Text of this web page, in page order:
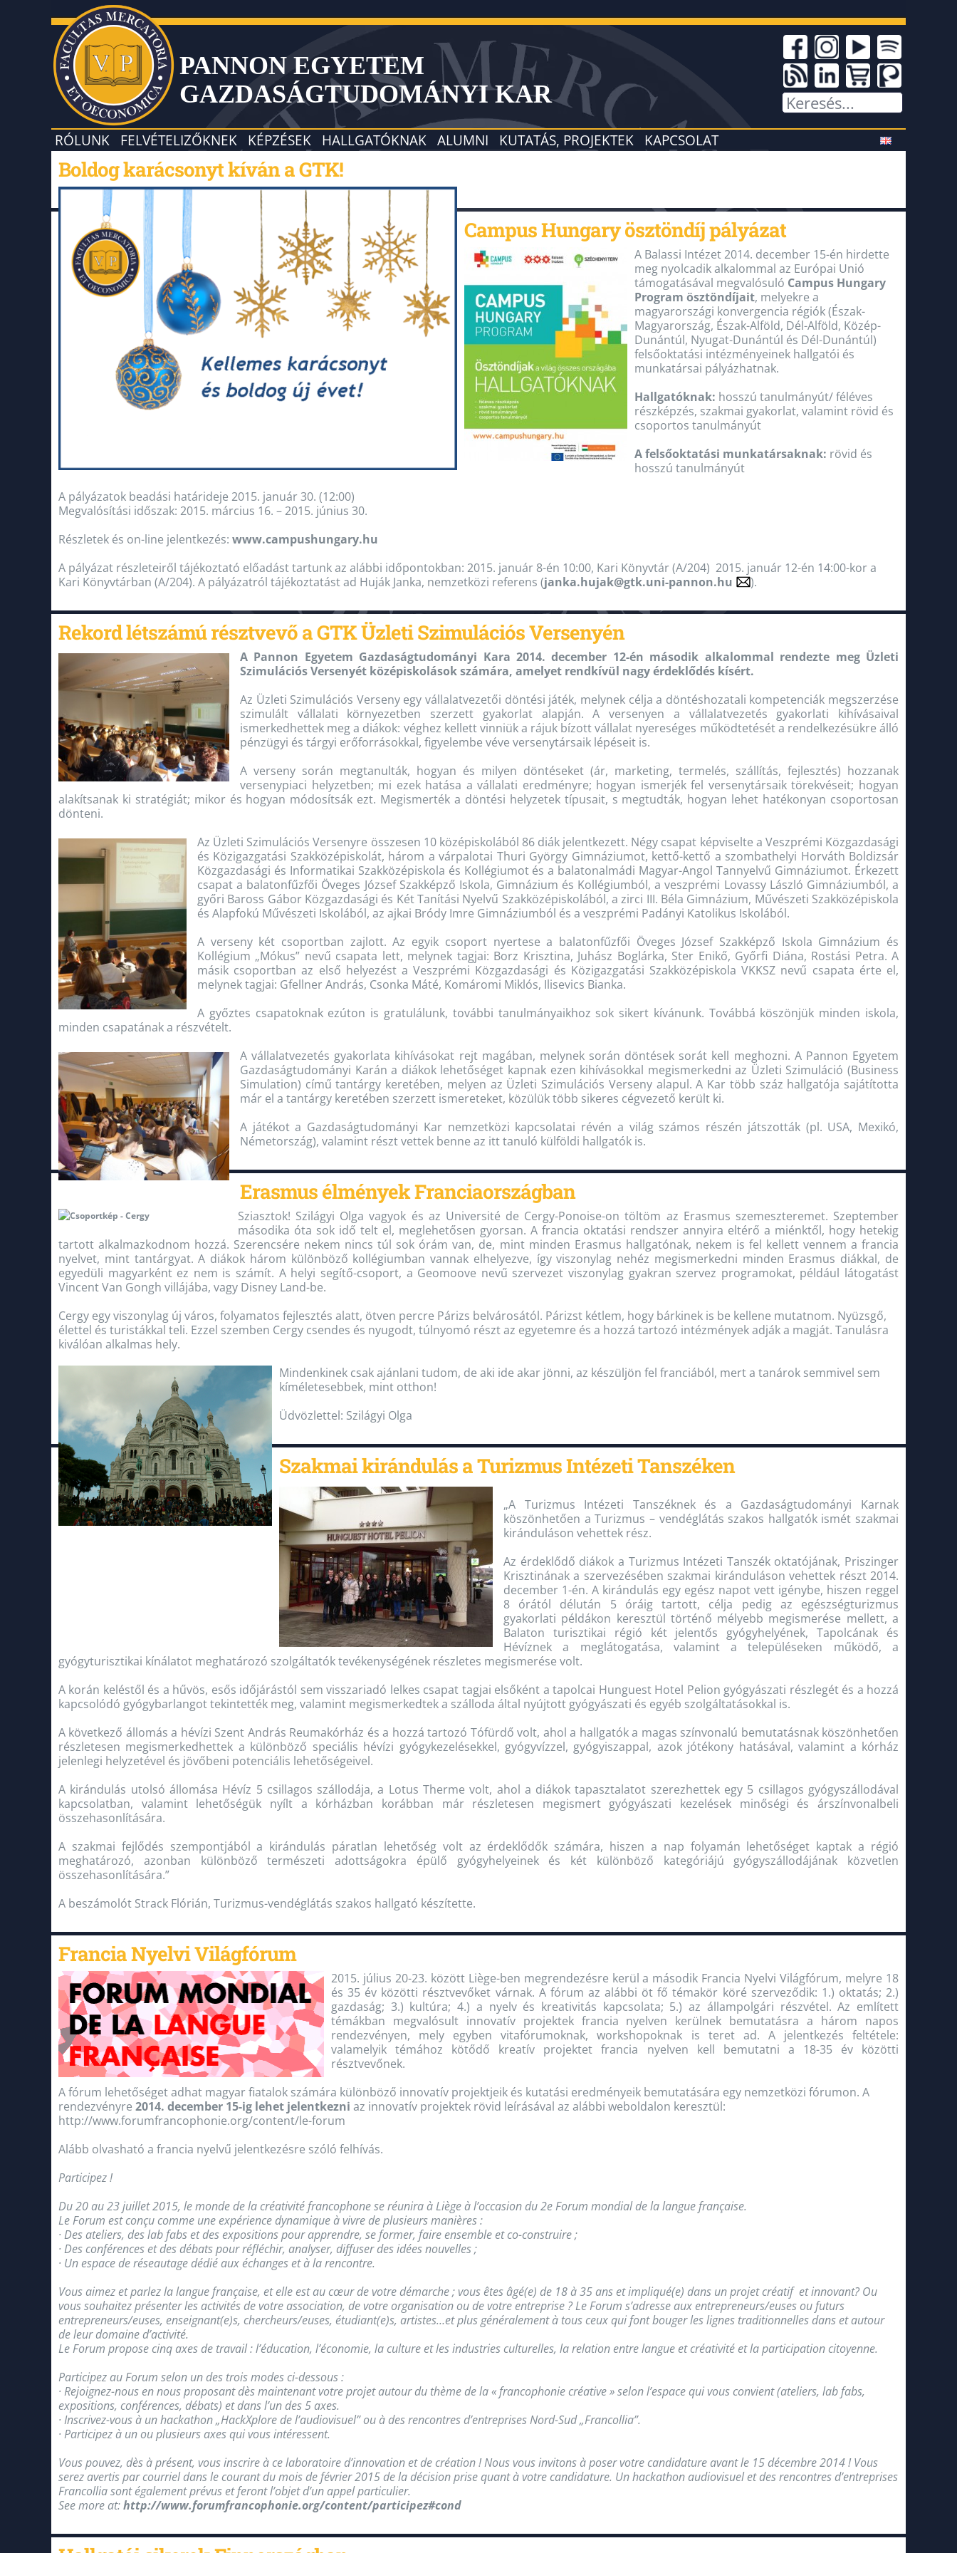
PANNON EGYETEM
GAZDASÁGTUDOMÁNYI KAR
RÓLUNK FELVÉTELIZŐKNEK KÉPZÉSEK HALLGATÓKNAK ALUMNI KUTATÁS, PROJEKTEK KAPCSOLAT
Boldog karácsonyt kíván a GTK!
Campus Hungary ösztöndíj pályázat
A Balassi Intézet 2014. december 15-én hirdette
meg nyolcadik alkalommal az Európai Unió
támogatásával megvalósuló Campus Hungary
Program ösztöndíjait, melyekre a
magyarországi konvergencia régiók (Észak-
Magyarország, Észak-Alföld, Dél-Alföld, Közép-
Dunántúl, Nyugat-Dunántúl és Dél-Dunántúl)
felsőoktatási intézményeinek hallgatói és
munkatársai pályázhatnak.
Hallgatóknak: hosszú tanulmányút/ féléves
részképzés, szakmai gyakorlat, valamint rövid és
csoportos tanulmányút
A felsőoktatási munkatársaknak: rövid és
hosszú tanulmányút
A pályázatok beadási határideje 2015. január 30. (12:00)
Megvalósítási időszak: 2015. március 16. – 2015. június 30.
Részletek és on-line jelentkezés: www.campushungary.hu
A pályázat részleteiről tájékoztató előadást tartunk az alábbi időpontokban: 2015. január 8-én 10:00, Kari Könyvtár (A/204) 2015. január 12-én 14:00-kor a
Kari Könyvtárban (A/204). A pályázatról tájékoztatást ad Huják Janka, nemzetközi referens (janka.hujak@gtk.uni-pannon.hu ).
Rekord létszámú résztvevő a GTK Üzleti Szimulációs Versenyén
A Pannon Egyetem Gazdaságtudományi Kara 2014. december 12-én második alkalommal rendezte meg Üzleti
Szimulációs Versenyét középiskolások számára, amelyet rendkívül nagy érdeklődés kísért.
Az Üzleti Szimulációs Verseny egy vállalatvezetői döntési játék, melynek célja a döntéshozatali kompetenciák megszerzése
szimulált vállalati környezetben szerzett gyakorlat alapján. A versenyen a vállalatvezetés gyakorlati kihívásaival
ismerkedhettek meg a diákok: véghez kellett vinniük a rájuk bízott vállalat nyereséges működtetését a rendelkezésükre álló
pénzügyi és tárgyi erőforrásokkal, figyelembe véve versenytársaik lépéseit is.
A verseny során megtanulták, hogyan és milyen döntéseket (ár, marketing, termelés, szállítás, fejlesztés) hozzanak
versenypiaci helyzetben; mi ezek hatása a vállalati eredményre; hogyan ismerjék fel versenytársaik törekvéseit; hogyan
alakítsanak ki stratégiát; mikor és hogyan módosítsák ezt. Megismerték a döntési helyzetek típusait, s megtudták, hogyan lehet hatékonyan csoportosan
dönteni.
Az Üzleti Szimulációs Versenyre összesen 10 középiskolából 86 diák jelentkezett. Négy csapat képviselte a Veszprémi Közgazdasági
és Közigazgatási Szakközépiskolát, három a várpalotai Thuri György Gimnáziumot, kettő-kettő a szombathelyi Horváth Boldizsár
Közgazdasági és Informatikai Szakközépiskola és Kollégiumot és a balatonalmádi Magyar-Angol Tannyelvű Gimnáziumot. Érkezett
csapat a balatonfűzfői Öveges József Szakképző Iskola, Gimnázium és Kollégiumból, a veszprémi Lovassy László Gimnáziumból, a
győri Baross Gábor Közgazdasági és Két Tanítási Nyelvű Szakközépiskolából, a zirci III. Béla Gimnázium, Művészeti Szakközépiskola
és Alapfokú Művészeti Iskolából, az ajkai Bródy Imre Gimnáziumból és a veszprémi Padányi Katolikus Iskolából.
A verseny két csoportban zajlott. Az egyik csoport nyertese a balatonfűzfői Öveges József Szakképző Iskola Gimnázium és
Kollégium „Mókus” nevű csapata lett, melynek tagjai: Borz Krisztina, Juhász Boglárka, Ster Enikő, Győrfi Diána, Rostási Petra. A
másik csoportban az első helyezést a Veszprémi Közgazdasági és Közigazgatási Szakközépiskola VKKSZ nevű csapata érte el,
melynek tagjai: Gfellner András, Csonka Máté, Komáromi Miklós, Ilisevics Bianka.
A győztes csapatoknak ezúton is gratulálunk, további tanulmányaikhoz sok sikert kívánunk. Továbbá köszönjük minden iskola,
minden csapatának a részvételt.
A vállalatvezetés gyakorlata kihívásokat rejt magában, melynek során döntések sorát kell meghozni. A Pannon Egyetem
Gazdaságtudományi Karán a diákok lehetőséget kapnak ezen kihívásokkal megismerkedni az Üzleti Szimuláció (Business
Simulation) című tantárgy keretében, melyen az Üzleti Szimulációs Verseny alapul. A Kar több száz hallgatója sajátította
már el a tantárgy keretében szerzett ismereteket, közülük több sikeres cégvezető került ki.
A játékot a Gazdaságtudományi Kar nemzetközi kapcsolatai révén a világ számos részén játszották (pl. USA, Mexikó,
Németország), valamint részt vettek benne az itt tanuló külföldi hallgatók is.
Erasmus élmények Franciaországban
Sziasztok! Szilágyi Olga vagyok és az Université de Cergy-Ponoise-on töltöm az Erasmus szemeszteremet. Szeptember
másodika óta sok idő telt el, meglehetősen gyorsan. A francia oktatási rendszer annyira eltérő a miénktől, hogy hetekig
tartott alkalmazkodnom hozzá. Szerencsére nekem nincs túl sok órám van, de, mint minden Erasmus hallgatónak, nekem is fel kellett vennem a francia
nyelvet, mint tantárgyat. A diákok három különböző kollégiumban vannak elhelyezve, így viszonylag nehéz megismerkedni minden Erasmus diákkal, de
egyedüli magyarként ez nem is számít. A helyi segítő-csoport, a Geomoove nevű szervezet viszonylag gyakran szervez programokat, például látogatást
Vincent Van Gongh villájába, vagy Disney Land-be.
Cergy egy viszonylag új város, folyamatos fejlesztés alatt, ötven percre Párizs belvárosától. Párizst kétlem, hogy bárkinek is be kellene mutatnom. Nyüzsgő,
élettel és turistákkal teli. Ezzel szemben Cergy csendes és nyugodt, túlnyomó részt az egyetemre és a hozzá tartozó intézmények adják a magját. Tanulásra
kiválóan alkalmas hely.
Mindenkinek csak ajánlani tudom, de aki ide akar jönni, az készüljön fel franciából, mert a tanárok semmivel sem
kíméletesebbek, mint otthon!
Üdvözlettel: Szilágyi Olga
Szakmai kirándulás a Turizmus Intézeti Tanszéken
„A Turizmus Intézeti Tanszéknek és a Gazdaságtudományi Karnak
köszönhetően a Turizmus – vendéglátás szakos hallgatók ismét szakmai
kiránduláson vehettek rész.
Az érdeklődő diákok a Turizmus Intézeti Tanszék oktatójának, Priszinger
Krisztinának a szervezésében szakmai kiránduláson vehettek részt 2014.
december 1-én. A kirándulás egy egész napot vett igénybe, hiszen reggel
8 órától délután 5 óráig tartott, célja pedig az egészségturizmus
gyakorlati példákon keresztül történő mélyebb megismerése mellett, a
Balaton turisztikai régió két jelentős gyógyhelyének, Tapolcának és
Hévíznek a meglátogatása, valamint a településeken működő, a
gyógyturisztikai kínálatot meghatározó szolgáltatók tevékenységének részletes megismerése volt.
A korán keléstől és a hűvös, esős időjárástól sem visszariadó lelkes csapat tagjai elsőként a tapolcai Hunguest Hotel Pelion gyógyászati részlegét és a hozzá
kapcsolódó gyógybarlangot tekintették meg, valamint megismerkedtek a szálloda által nyújtott gyógyászati és egyéb szolgáltatásokkal is.
A következő állomás a hévízi Szent András Reumakórház és a hozzá tartozó Tófürdő volt, ahol a hallgatók a magas színvonalú bemutatásnak köszönhetően
részletesen megismerkedhettek a különböző speciális hévízi gyógykezelésekkel, gyógyvízzel, gyógyiszappal, azok jótékony hatásával, valamint a kórház
jelenlegi helyzetével és jövőbeni potenciális lehetőségeivel.
A kirándulás utolsó állomása Hévíz 5 csillagos szállodája, a Lotus Therme volt, ahol a diákok tapasztalatot szerezhettek egy 5 csillagos gyógyszállodával
kapcsolatban, valamint lehetőségük nyílt a kórházban korábban már részletesen megismert gyógyászati kezelések minőségi és árszínvonalbeli
összehasonlítására.
A szakmai fejlődés szempontjából a kirándulás páratlan lehetőség volt az érdeklődők számára, hiszen a nap folyamán lehetőséget kaptak a régió
meghatározó, azonban különböző természeti adottságokra épülő gyógyhelyeinek és két különböző kategóriájú gyógyszállodájának közvetlen
összehasonlítására.”
A beszámolót Strack Flórián, Turizmus-vendéglátás szakos hallgató készítette.
Francia Nyelvi Világfórum
2015. július 20-23. között Liège-ben megrendezésre kerül a második Francia Nyelvi Világfórum, melyre 18
és 35 év közötti résztvevőket várnak. A fórum az alábbi öt fő témakör köré szerveződik: 1.) oktatás; 2.)
gazdaság; 3.) kultúra; 4.) a nyelv és kreativitás kapcsolata; 5.) az állampolgári részvétel. Az említett
témákban megvalósult innovatív projektek francia nyelven kerülnek bemutatásra a három napos
rendezvényen, mely egyben vitafórumoknak, workshopoknak is teret ad. A jelentkezés feltétele:
valamelyik témához kötődő kreatív projektet francia nyelven kell bemutatni a 18-35 év közötti
résztvevőnek.
A fórum lehetőséget adhat magyar fiatalok számára különböző innovatív projektjeik és kutatási eredményeik bemutatására egy nemzetközi fórumon. A
rendezvényre 2014. december 15-ig lehet jelentkezni az innovatív projektek rövid leírásával az alábbi weboldalon keresztül:
http://www.forumfrancophonie.org/content/le-forum
Alább olvasható a francia nyelvű jelentkezésre szóló felhívás.
Participez !
Du 20 au 23 juillet 2015, le monde de la créativité francophone se réunira à Liège à l’occasion du 2e Forum mondial de la langue française.
Le Forum est conçu comme une expérience dynamique à vivre de plusieurs manières :
· Des ateliers, des lab fabs et des expositions pour apprendre, se former, faire ensemble et co-construire ;
· Des conférences et des débats pour réfléchir, analyser, diffuser des idées nouvelles ;
· Un espace de réseautage dédié aux échanges et à la rencontre.
Vous aimez et parlez la langue française, et elle est au cœur de votre démarche ; vous êtes âgé(e) de 18 à 35 ans et impliqué(e) dans un projet créatif et innovant? Ou
vous souhaitez présenter les activités de votre association, de votre organisation ou de votre entreprise ? Le Forum s’adresse aux entrepreneurs/euses ou futurs
entrepreneurs/euses, enseignant(e)s, chercheurs/euses, étudiant(e)s, artistes…et plus généralement à tous ceux qui font bouger les lignes traditionnelles dans et autour
de leur domaine d’activité.
Le Forum propose cinq axes de travail : l’éducation, l’économie, la culture et les industries culturelles, la relation entre langue et créativité et la participation citoyenne.
Participez au Forum selon un des trois modes ci-dessous :
· Rejoignez-nous en nous proposant dès maintenant votre projet autour du thème de la « francophonie créative » selon l’espace qui vous convient (ateliers, lab fabs,
expositions, conférences, débats) et dans l’un des 5 axes.
· Inscrivez-vous à un hackathon „HackXplore de l’audiovisuel” ou à des rencontres d’entreprises Nord-Sud „Francollia”.
· Participez à un ou plusieurs axes qui vous intéressent.
Vous pouvez, dès à présent, vous inscrire à ce laboratoire d’innovation et de création ! Nous vous invitons à poser votre candidature avant le 15 décembre 2014 ! Vous
serez avertis par courriel dans le courant du mois de février 2015 de la décision prise quant à votre candidature. Un hackathon audiovisuel et des rencontres d’entreprises
Francollia sont également prévus et feront l’objet d’un appel particulier.
See more at:http://www.forumfrancophonie.org/content/participez#cond